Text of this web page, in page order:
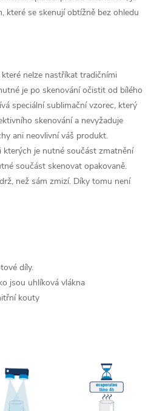
které se skenují obtížně bez ohledu
nelze nastříkat tradičními
je po skenování očistit od bílého
speciální sublimační vzorec, který
skenování a nevyžaduje
ani neovlivní váš produkt.
kterých je nutné součást zmatnění
součást skenovat opakovaně.
než sám zmizí. Díky tomu není
díly.
jsou uhlíková vlákna
kouty